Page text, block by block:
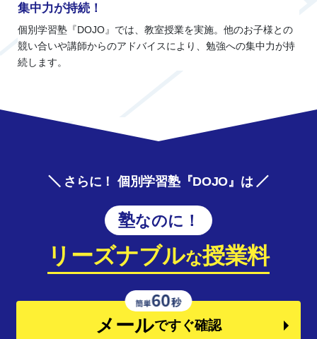
集中力が持続！
個別学習塾『DOJO』では、教室授業を実施。他のお子様との
競い合いや講師からのアドバイスにより、勉強への集中力が持
続します。
さらに！ 個別学習塾『DOJO』は
塾なのに！
リーズナブルな授業料
メールですぐ確認